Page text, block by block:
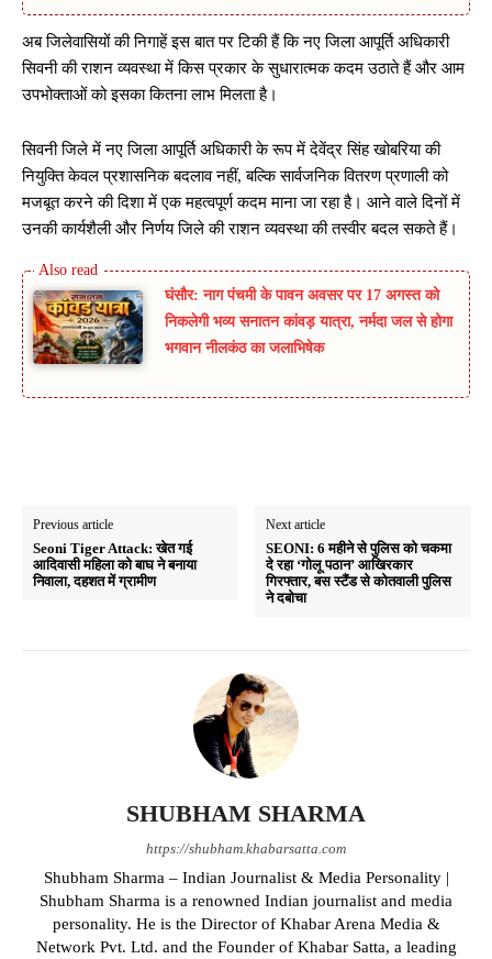
अब जिलेवासियों की निगाहें इस बात पर टिकी हैं कि नए जिला आपूर्ति अधिकारी
सिवनी की राशन व्यवस्था में किस प्रकार के सुधारात्मक कदम उठाते हैं और आम
उपभोक्ताओं को इसका कितना लाभ मिलता है।
सिवनी जिले में नए जिला आपूर्ति अधिकारी के रूप में देवेंद्र सिंह खोबरिया की
नियुक्ति केवल प्रशासनिक बदलाव नहीं, बल्कि सार्वजनिक वितरण प्रणाली को
मजबूत करने की दिशा में एक महत्वपूर्ण कदम माना जा रहा है। आने वाले दिनों में
उनकी कार्यशैली और निर्णय जिले की राशन व्यवस्था की तस्वीर बदल सकते हैं।
घंसौर: नाग पंचमी के पावन अवसर पर 17 अगस्त को
निकलेगी भव्य सनातन कांवड़ यात्रा, नर्मदा जल से होगा
भगवान नीलकंठ का जलाभिषेक
Previous article
Seoni Tiger Attack: खेत गई
आदिवासी महिला को बाघ ने बनाया
निवाला, दहशत में ग्रामीण
Next article
SEONI: 6 महीने से पुलिस को चकमा
दे रहा ‘गोलू पठान’ आखिरकार
गिरफ्तार, बस स्टैंड से कोतवाली पुलिस
ने दबोचा
SHUBHAM SHARMA
https://shubham.khabarsatta.com
Shubham Sharma – Indian Journalist & Media Personality |
Shubham Sharma is a renowned Indian journalist and media
personality. He is the Director of Khabar Arena Media &
Network Pvt. Ltd. and the Founder of Khabar Satta, a leading